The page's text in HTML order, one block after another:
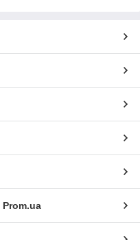
Prom.ua